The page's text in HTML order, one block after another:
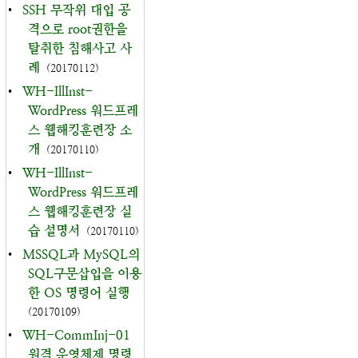
•
SSH 무작위 대입 공
격으로 root권한을
탈취한 침해사고 사
례
(20170112)
•
WH-IllInst-
WordPress 워드프레
스 웹해킹훈련장 소
개
(20170110)
•
WH-IllInst-
WordPress 워드프레
스 웹해킹훈련장 실
습 설명서
(20170110)
•
MSSQL과 MySQL의
SQL구문삽입을 이용
한 OS 명령어 실행
(20170109)
•
WH-CommInj-01
원격 운영체제 명령